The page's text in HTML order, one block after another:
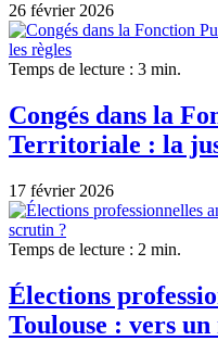
26 février 2026
Temps de lecture : 3 min.
Congés dans la
Territoriale : la
17 février 2026
Temps de lecture : 2 min.
Élections
Toulouse : vers